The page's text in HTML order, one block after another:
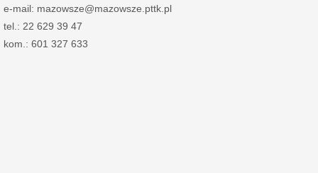
e-mail: mazowsze@mazowsze.pttk.pl
tel.: 22 629 39 47
kom.: 601 327 633